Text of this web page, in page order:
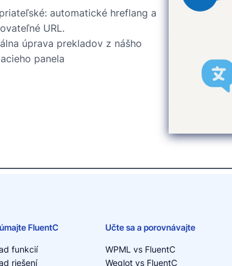
automatické hreflang a
URL.
úprava prekladov z nášho
panela
FluentC
funkcií
riešení
Učte sa a porovnávajte
WPML vs FluentC
Weglot vs FluentC